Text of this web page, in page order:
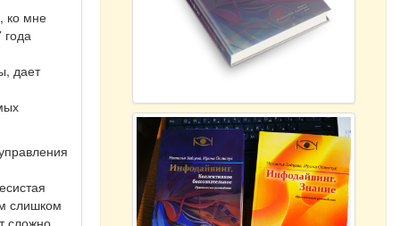
ко мне
дает
слишком
сложно